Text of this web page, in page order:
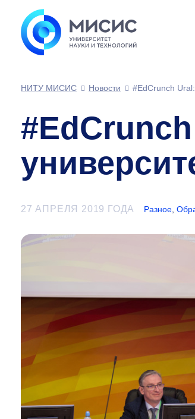
НИТУ МИСИС Новости #EdCrunch
27 АПРЕЛЯ 2019 ГОДА Разное ,